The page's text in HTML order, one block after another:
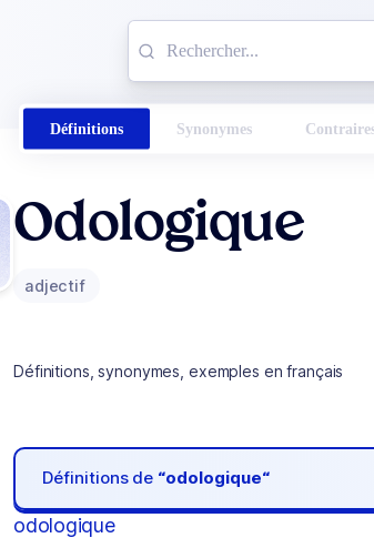
Définitions Synonymes
Odologique
adjectif
Définitions, synonymes, exemples en français
Définitions de “odologique“
odologique